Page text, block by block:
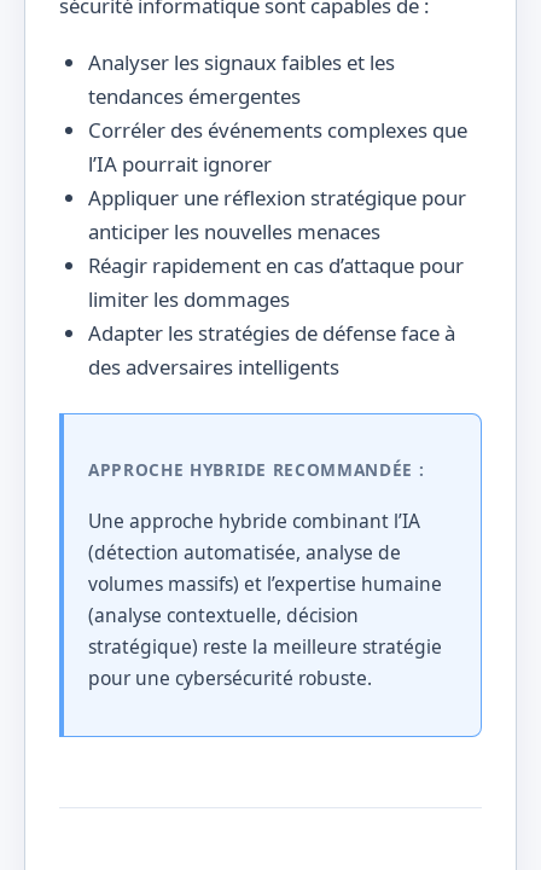
sécurité informatique sont capables de :
Analyser les signaux faibles et les
tendances émergentes
Corréler des événements complexes que
l’IA pourrait ignorer
Appliquer une réflexion stratégique pour
anticiper les nouvelles menaces
Réagir rapidement en cas d’attaque pour
limiter les dommages
Adapter les stratégies de défense face à
des adversaires intelligents
APPROCHE HYBRIDE RECOMMANDÉE :
Une approche hybride combinant l’IA
(détection automatisée, analyse de
volumes massifs) et l’expertise humaine
(analyse contextuelle, décision
stratégique) reste la meilleure stratégie
pour une cybersécurité robuste.